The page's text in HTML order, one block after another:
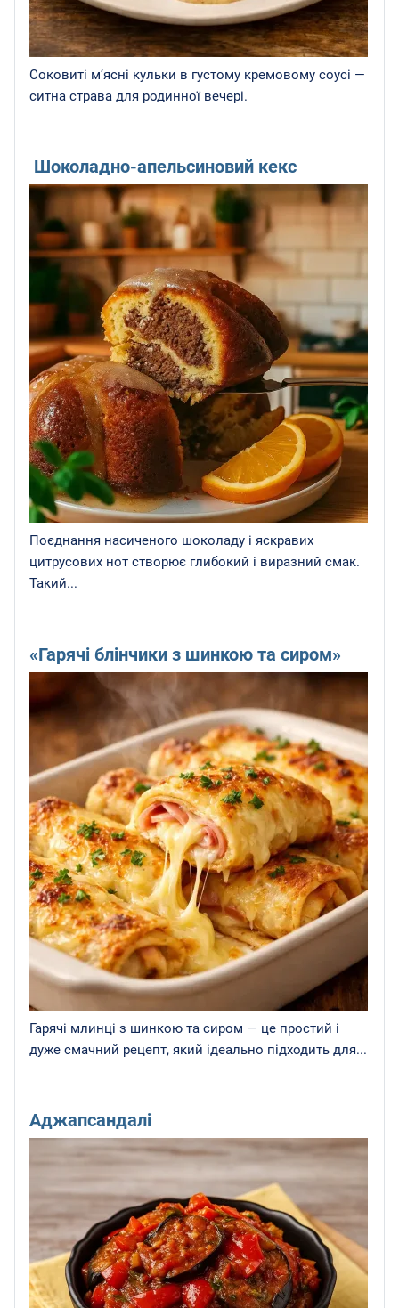
Соковиті м’ясні кульки в густому кремовому соусі —
ситна страва для родинної вечері.
Шоколадно-апельсиновий кекс
Поєднання насиченого шоколаду і яскравих
цитрусових нот створює глибокий і виразний смак.
Такий...
«Гарячі блінчики з шинкою та сиром»
Гарячі млинці з шинкою та сиром — це простий і
дуже смачний рецепт, який ідеально підходить для...
Аджапсандалі